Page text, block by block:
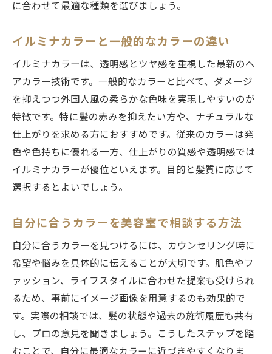
に合わせて最適な種類を選びましょう。
イルミナカラーと一般的なカラーの違い
イルミナカラーは、透明感とツヤ感を重視した最新のヘ
アカラー技術です。一般的なカラーと比べて、ダメージ
を抑えつつ外国人風の柔らかな色味を実現しやすいのが
特徴です。特に髪の赤みを抑えたい方や、ナチュラルな
仕上がりを求める方におすすめです。従来のカラーは発
色や色持ちに優れる一方、仕上がりの質感や透明感では
イルミナカラーが優位といえます。目的と髪質に応じて
選択するとよいでしょう。
自分に合うカラーを美容室で相談する方法
自分に合うカラーを見つけるには、カウンセリング時に
希望や悩みを具体的に伝えることが大切です。肌色やフ
ァッション、ライフスタイルに合わせた提案も受けられ
るため、事前にイメージ画像を用意するのも効果的で
す。実際の相談では、髪の状態や過去の施術履歴も共有
し、プロの意見を聞きましょう。こうしたステップを踏
むことで、自分に最適なカラーに近づきやすくなりま